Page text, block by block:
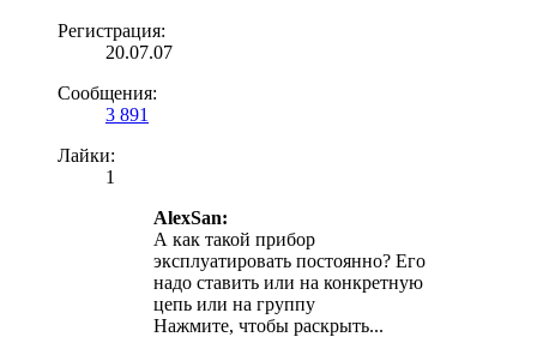
Регистрация:
20.07.07
Сообщения:
3 891
Лайки:
1
AlexSan:
А как такой прибор
эксплуатировать постоянно? Его
надо ставить или на конкретную
цепь или на группу
Нажмите, чтобы раскрыть...